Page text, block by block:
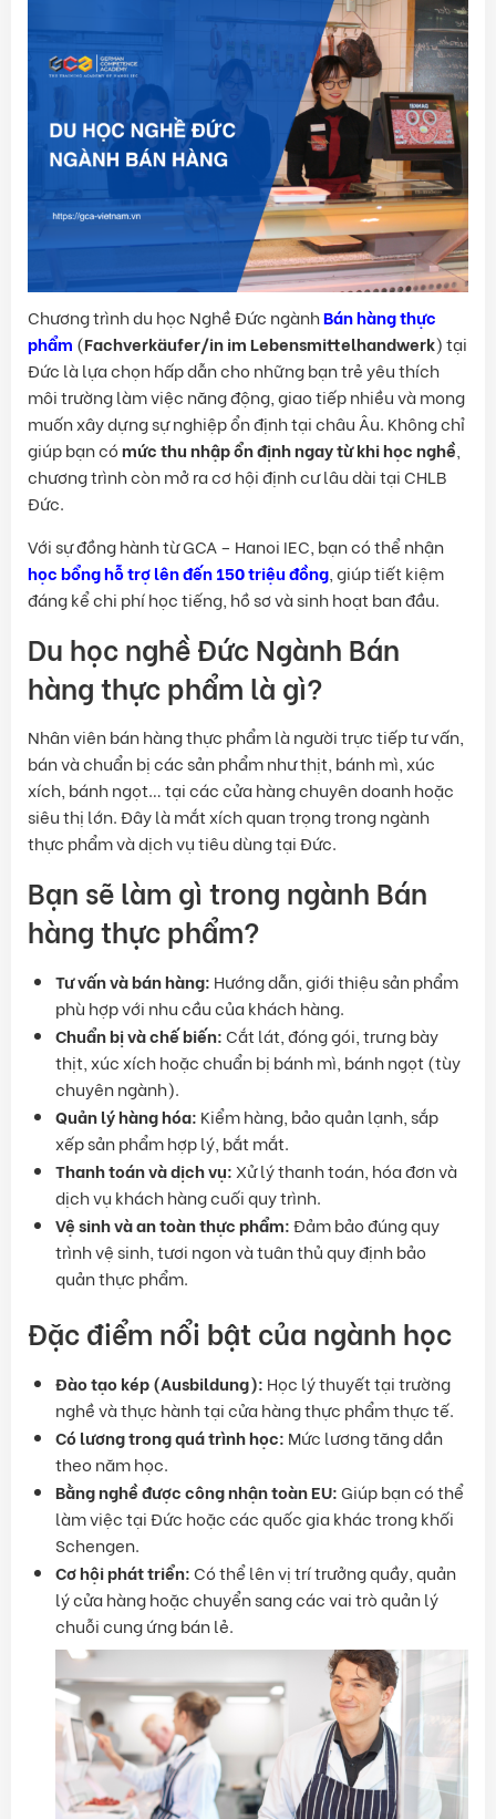
Chương trình du học Nghề Đức ngànhBán hàng thực
phẩm (Fachverkäufer/in im Lebensmittelhandwerk) tại
Đức là lựa chọn hấp dẫn cho những bạn trẻ yêu thích
môi trường làm việc năng động, giao tiếp nhiều và mong
muốn xây dựng sự nghiệp ổn định tại châu Âu. Không chỉ
giúp bạn cómức thu nhập ổn định ngay từ khi học nghề
chương trình còn mở ra cơ hội định cư lâu dài tại CHLB
Đức.
Với sự đồng hành từ GCA – Hanoi IEC, bạn có thể nhận
học bổng hỗ trợ lên đến 150 triệu đồng , giúp tiết kiệm
đáng kể chi phí học tiếng, hồ sơ và sinh hoạt ban đầu.
Du học nghề Đức Ngành Bán
hàng thực phẩm là gì?
Nhân viên bán hàng thực phẩm là người trực tiếp tư vấn,
bán và chuẩn bị các sản phẩm như thịt, bánh mì, xúc
xích, bánh ngọt… tại các cửa hàng chuyên doanh hoặc
siêu thị lớn. Đây là mắt xích quan trọng trong ngành
thực phẩm và dịch vụ tiêu dùng tại Đức.
Bạn sẽ làm gì trong ngành Bán
hàng thực phẩm?
Tư vấn và bán hàng: Hướng dẫn, giới thiệu sản phẩm
phù hợp với nhu cầu của khách hàng.
Chuẩn bị và chế biến:Cắt lát, đóng gói, trưng bày
thịt, xúc xích hoặc chuẩn bị bánh mì, bánh ngọt (tùy
chuyên ngành).
Quản lý hàng hóa: Kiểm hàng, bảo quản lạnh, sắp
xếp sản phẩm hợp lý, bắt mắt.
Thanh toán và dịch vụ: Xử lý thanh toán, hóa đơn và
dịch vụ khách hàng cuối quy trình.
Vệ sinh và an toàn thực phẩm:Đảm bảo đúng quy
trình vệ sinh, tươi ngon và tuân thủ quy định bảo
quản thực phẩm.
Đặc điểm nổi bật của ngành học
Đào tạo kép (Ausbildung): Học lý thuyết tại trường
nghề và thực hành tại cửa hàng thực phẩm thực tế.
Có lương trong quá trình học: Mức lương tăng dần
theo năm học.
Bằng nghề được công nhận toàn EU:Giúp bạn có thể
làm việc tại Đức hoặc các quốc gia khác trong khối
Schengen.
Cơ hội phát triển:Có thể lên vị trí trưởng quầy, quản
lý cửa hàng hoặc chuyển sang các vai trò quản lý
chuỗi cung ứng bán lẻ.